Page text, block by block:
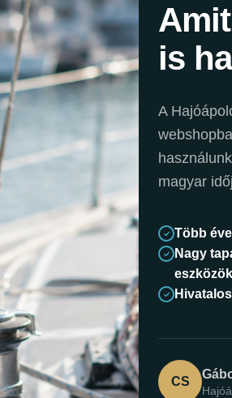
is
A
magyar
Több
Nagy
CS